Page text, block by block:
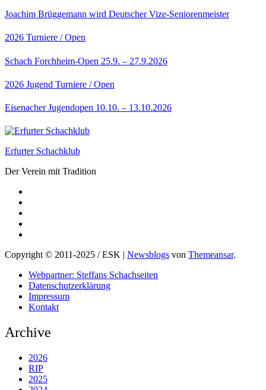
Joachim Brüggemann wird Deutscher Vize-Seniorenmeister
2026 Turniere / Open
Schach Forchheim-Open 25.9. – 27.9.2026
2026 Jugend Turniere / Open
Eisenacher Jugendopen 10.10. – 13.10.2026
Erfurter Schachklub
Der Verein mit Tradition
Copyright © 2011-2025 / ESK Newsblogs von Themeansar.
Webpartner: Steffans Schachseiten
Datenschutzerklärung
Impressum
Kontakt
Archive
2026
RIP
2025